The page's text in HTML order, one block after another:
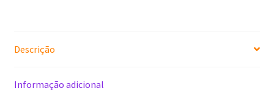
Descrição
Informação adicional